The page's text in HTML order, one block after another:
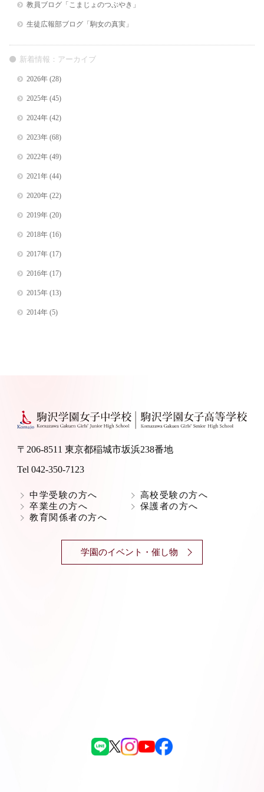
教員ブログ「こまじょのつぶやき」
生徒広報部ブログ「駒女の真実」
新着情報：アーカイブ
2026年(28)
2025年(45)
2024年(42)
2023年(68)
2022年(49)
2021年(44)
2020年(22)
2019年(20)
2018年(16)
2017年(17)
2016年(17)
2015年(13)
2014年(5)
〒206-8511 東京都稲城市坂浜238番地
Tel 042-350-7123
中学受験の方へ
高校受験の方へ
卒業生の方へ
保護者の方へ
教育関係者の方へ
学園のイベント・催し物